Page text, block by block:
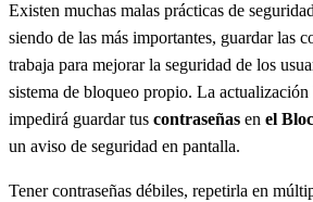
Existen muchas malas prácticas de
siendo de las más importantes, guardar las
trabaja para mejorar la seguridad de los
sistema de bloqueo propio. La actualización
impedirá guardar tus contraseñas en el
un aviso de seguridad en pantalla.
Tener contraseñas débiles, repetirla en